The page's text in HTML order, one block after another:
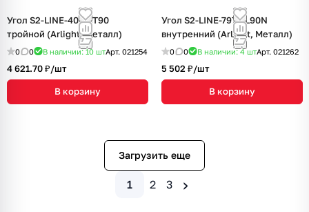
Угол S2-LINE-4067-T90
тройной (Arlight, Металл)
0 0 В наличии: 10 штАрт. 021254
4 621.70 ₽/шт
В корзину
Угол S2-LINE-7977-L90N
внутренний (Arlight, Металл)
0 0 В наличии: 4штАрт. 021262
5 502 ₽/шт
В корзину
Загрузить еще
1 2 3 ›